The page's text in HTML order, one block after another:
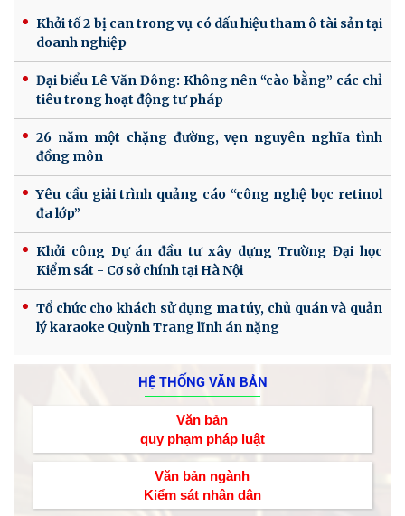
Khởi tố 2 bị can trong vụ có dấu hiệu tham ô tài sản tại
doanh nghiệp
Đại biểu Lê Văn Đông: Không nên “cào bằng” các chỉ
tiêu trong hoạt động tư pháp
26 năm một chặng đường, vẹn nguyên nghĩa tình
đồng môn
Yêu cầu giải trình quảng cáo “công nghệ bọc retinol
đa lớp”
Khởi công Dự án đầu tư xây dựng Trường Đại học
Kiểm sát - Cơ sở chính tại Hà Nội
Tổ chức cho khách sử dụng ma túy, chủ quán và quản
lý karaoke Quỳnh Trang lĩnh án nặng
HỆ THỐNG VĂN BẢN
Văn bản
quy phạm pháp luật
Văn bản ngành
Kiểm sát nhân dân